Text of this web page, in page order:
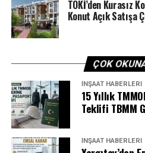
TOKİ’den Kurasız
Konut Açık Satışa
ÇOK
İNŞAAT HABERLERI
15 Yıllık
Teklifi TBMM
İNŞAAT HABERLERI